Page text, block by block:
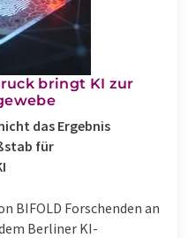
bringt KI zur
das Ergebnis
für
BIFOLD Forschenden an
Berliner KI-